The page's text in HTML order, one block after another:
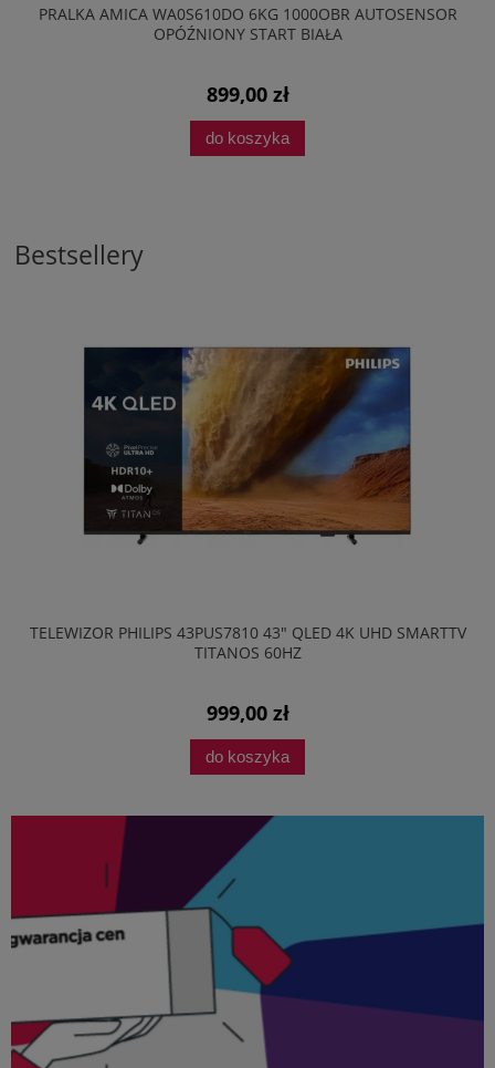
PRALKA AMICA WA0S610DO 6KG 1000OBR AUTOSENSOR
OPÓŹNIONY START BIAŁA
899,00 zł
do koszyka
Bestsellery
TELEWIZOR PHILIPS 43PUS7810 43" QLED 4K UHD SMARTTV
TITANOS 60HZ
999,00 zł
do koszyka